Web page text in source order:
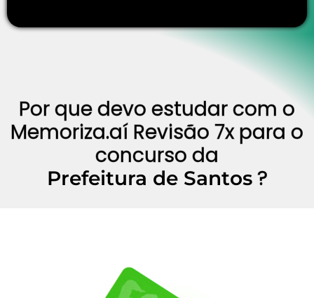
Por que devo estudar com o
Memoriza.aí Revisão 7x para o
concurso da
Prefeitura de Santos ?